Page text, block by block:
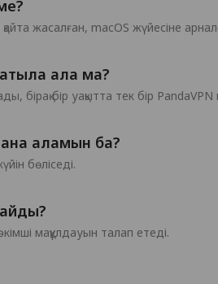
жасалған, macOS жүйесіне
ала ма?
бірақ бір уақытта тек бір
аламын ба?
бөліседі.
мақұлдауын талап етеді.